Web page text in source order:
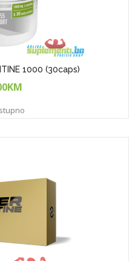
1000 (30caps)